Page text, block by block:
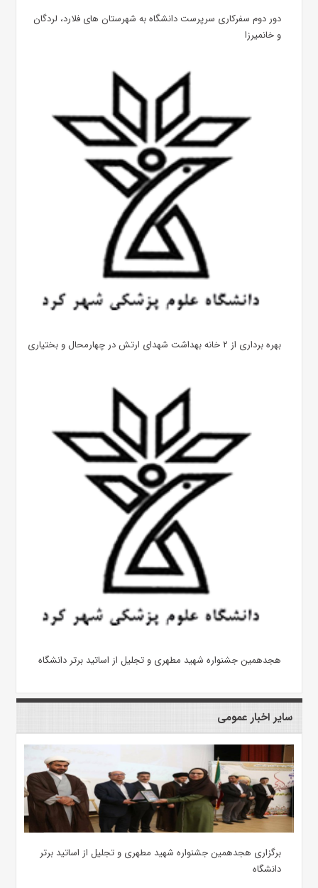
دور دوم سفرکاری سرپرست دانشگاه به شهرستان های فلارد، لردگان
و خانمیرزا
بهره ‌برداری از ۲ خانه بهداشت شهدای ارتش در چهارمحال و بختیاری
هجدهمین جشنواره شهید مطهری و تجلیل از اساتید برتر دانشگاه
سایر اخبار عمومی
برگزاری هجدهمین جشنواره شهید مطهری و تجلیل از اساتید برتر
دانشگاه